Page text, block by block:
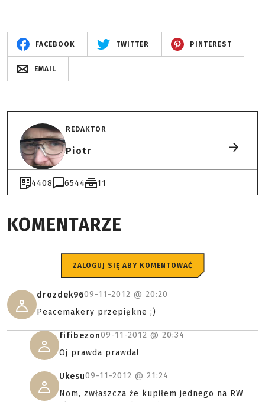
FACEBOOK TWITTER PINTEREST
EMAIL
REDAKTOR
Piotr
4408 6544 11
KOMENTARZE
ZALOGUJ SIĘ ABY KOMENTOWAĆ
drozdek9609-11-2012 @ 20:20
Peacemakery przepiękne ;)
fifibezon09-11-2012 @ 20:34
Oj prawda prawda!
Ukesu09-11-2012 @ 21:24
Nom, zwłaszcza że kupiłem jednego na RW